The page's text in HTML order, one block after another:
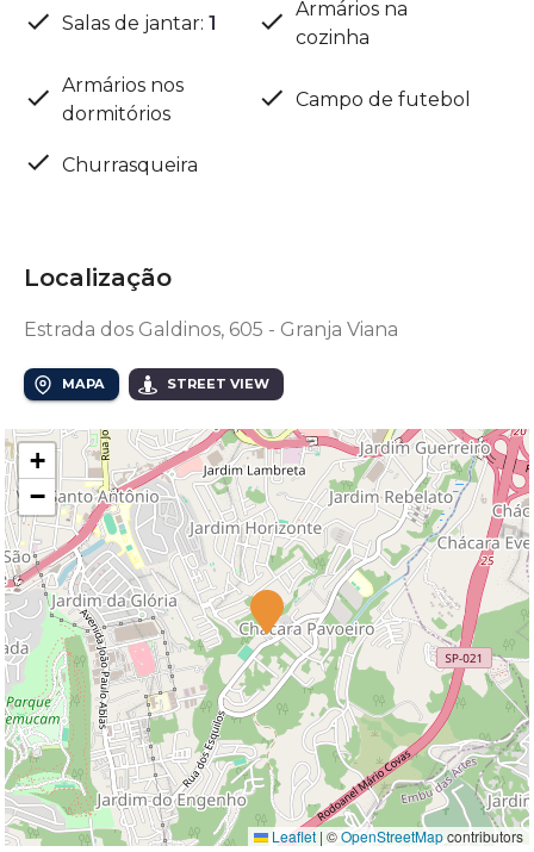
Salas de jantar: 1
Armários na
cozinha
Armários nos
dormitórios
Campo de futebol
Churrasqueira
Localização
Estrada dos Galdinos, 605 - Granja Viana
MAPA STREET VIEW
+
−
Leaflet | ©OpenStreetMapcontributors